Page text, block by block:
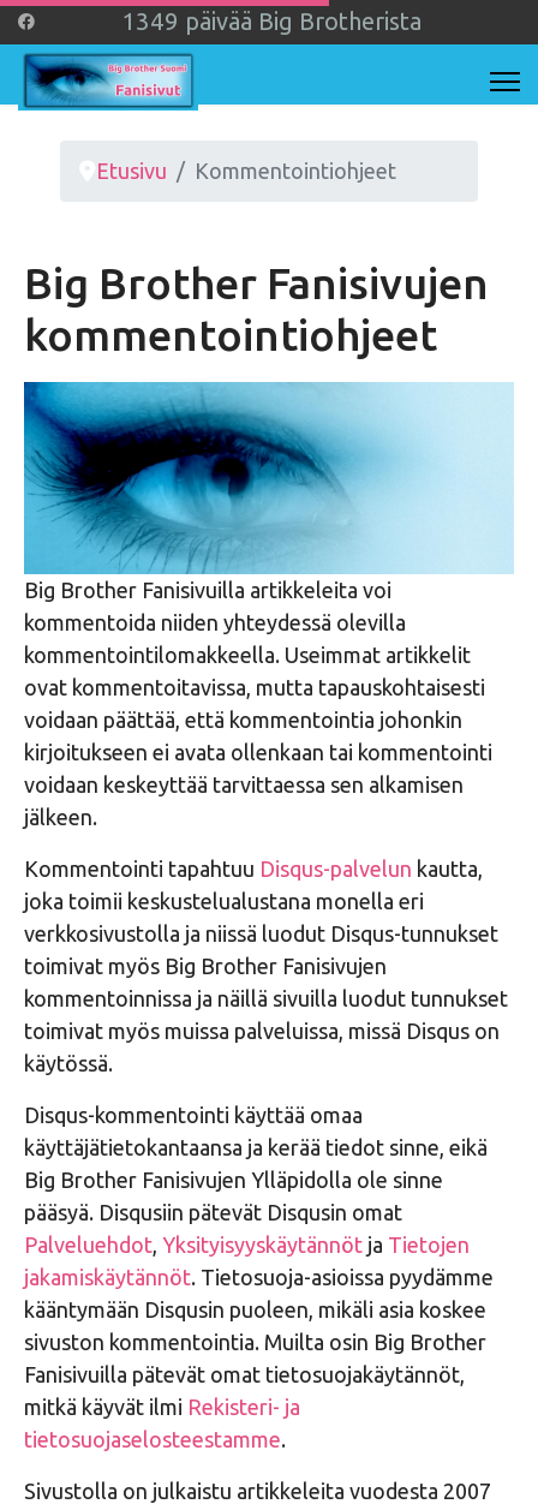
1 349 päivää Big Brotherista
Etusivu Kommentointiohjeet
Big Brother Fanisivujen
kommentointiohjeet
Big Brother Fanisivuilla artikkeleita voi
kommentoida niiden yhteydessä olevilla
kommentointilomakkeella. Useimmat artikkelit
ovat kommentoitavissa, mutta tapauskohtaisesti
voidaan päättää, että kommentointia johonkin
kirjoitukseen ei avata ollenkaan tai kommentointi
voidaan keskeyttää tarvittaessa sen alkamisen
jälkeen.
Kommentointi tapahtuu Disqus-palvelun kautta,
joka toimii keskustelualustana monella eri
verkkosivustolla ja niissä luodut Disqus-tunnukset
toimivat myös Big Brother Fanisivujen
kommentoinnissa ja näillä sivuilla luodut tunnukset
toimivat myös muissa palveluissa, missä Disqus on
käytössä.
Disqus-kommentointi käyttää omaa
käyttäjätietokantaansa ja kerää tiedot sinne, eikä
Big Brother Fanisivujen Ylläpidolla ole sinne
pääsyä. Disqusiin pätevät Disqusin omat
Palveluehdot, Yksityisyyskäytännöt ja Tietojen
jakamiskäytännöt. Tietosuoja-asioissa pyydämme
kääntymään Disqusin puoleen, mikäli asia koskee
sivuston kommentointia. Muilta osin Big Brother
Fanisivuilla pätevät omat tietosuojakäytännöt,
mitkä käyvät ilmi Rekisteri- ja
tietosuojaselosteestamme.
Sivustolla on julkaistu artikkeleita vuodesta 2007